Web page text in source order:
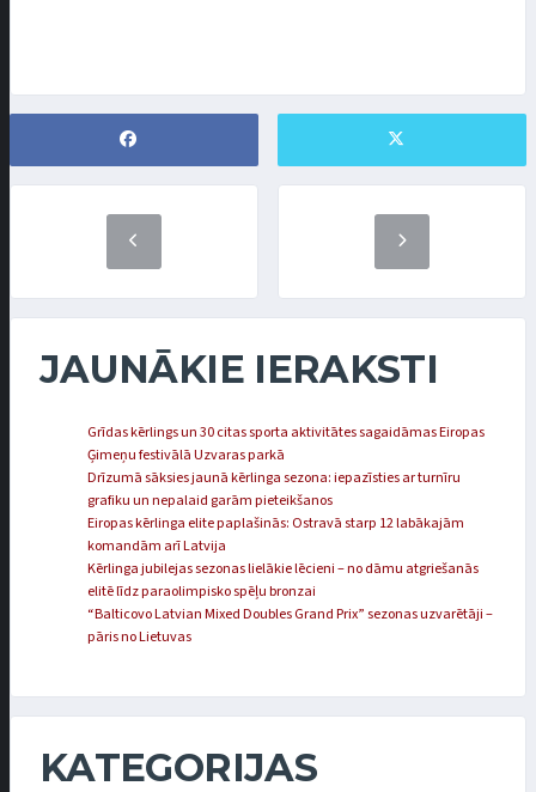
JAUNĀKIE IERAKSTI
Grīdas kērlings un 30 citas sporta aktivitātes sagaidāmas Eiropas
Ģimeņu festivālā Uzvaras parkā
Drīzumā sāksies jaunā kērlinga sezona: iepazīsties ar turnīru
grafiku un nepalaid garām pieteikšanos
Eiropas kērlinga elite paplašinās: Ostravā starp 12 labākajām
komandām arī Latvija
Kērlinga jubilejas sezonas lielākie lēcieni – no dāmu atgriešanās
elitē līdz paraolimpisko spēļu bronzai
“Balticovo Latvian Mixed Doubles Grand Prix” sezonas uzvarētāji –
pāris no Lietuvas
KATEGORIJAS